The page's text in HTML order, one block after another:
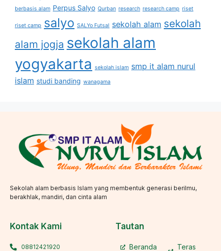
berbasis alam Perpus Salyo Qurban research research camp riset
riset camp salyo SALYo Futsal sekolah alam sekolah
alam jogja sekolah alam
yogyakarta sekolah islam smp it alam nurul
islam studi banding wanagama
Sekolah alam berbasis Islam yang membentuk generasi berilmu,
berakhlak, mandiri, dan cinta alam
Kontak Kami
08812421920
Tautan
Beranda Teras